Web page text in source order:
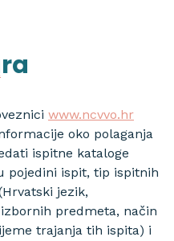
www.ncvvo.hr
oko polaganja
ispitne kataloge
pojedini ispit, tip ispitnih
jezik,
predmeta, način
trajanja tih ispita) i